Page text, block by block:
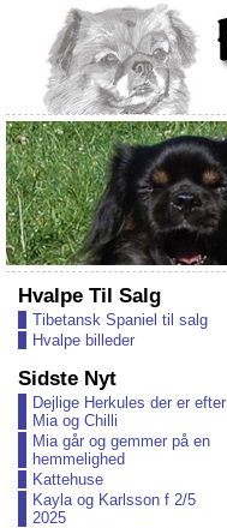
Hvalpe Til Salg
Tibetansk Spaniel til salg
Hvalpe billeder
Sidste Nyt
Dejlige Herkules der er efter
Mia og Chilli
Mia går og gemmer på en
hemmelighed
Kattehuse
Kayla og Karlsson f 2/5
2025